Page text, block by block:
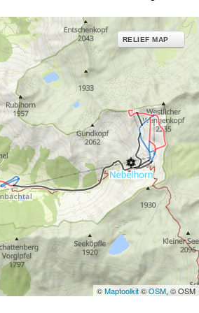
RELIEF MAP
©Maptoolkit©OSM, © OSM